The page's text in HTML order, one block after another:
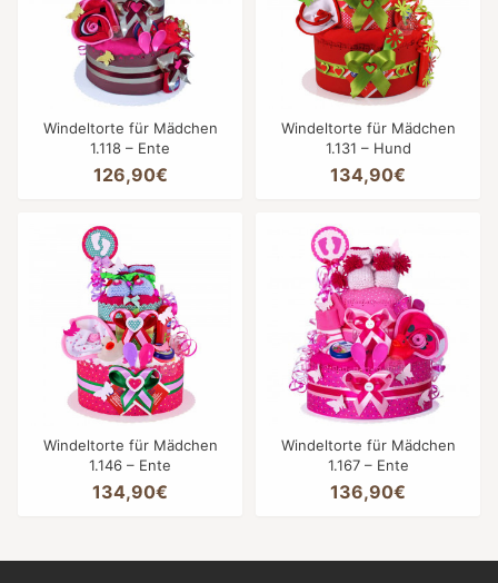
Windeltorte für Mädchen
1.118 – Ente
126,90€
Windeltorte für Mädchen
1.131 – Hund
134,90€
Windeltorte für Mädchen
1.146 – Ente
134,90€
Windeltorte für Mädchen
1.167 – Ente
136,90€